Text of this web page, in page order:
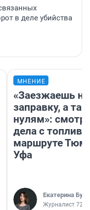
в деле убийства
МНЕНИЕ
«Заезжаешь на
заправку, а
нулям»:
дела с
маршруте
Уфа
Екатерина
Журналист